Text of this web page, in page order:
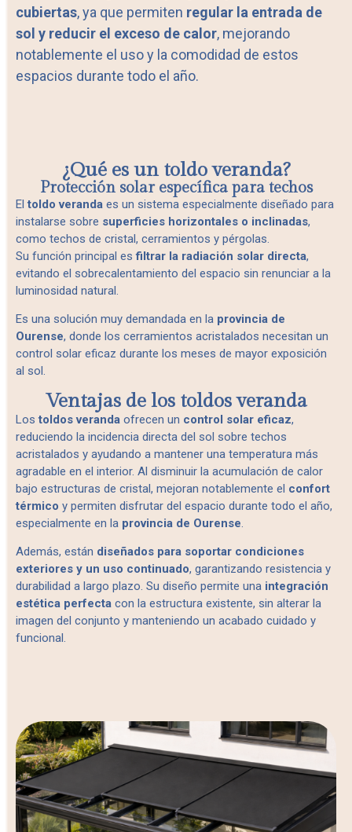
cubiertas, ya que permiten regular la entrada de
sol y reducir el exceso de calor, mejorando
notablemente el uso y la comodidad de estos
espacios durante todo el año.
¿Qué es un toldo veranda?
Protección solar específica para techos
Eltoldo veranda es un sistema especialmente diseñado para
instalarse sobre superficies horizontales o inclinadas,
como techos de cristal, cerramientos y pérgolas.
Su función principal esfiltrar la radiación solar directa,
evitando el sobrecalentamiento del espacio sin renunciar a la
luminosidad natural.
Es una solución muy demandada en la provincia de
Ourense, donde los cerramientos acristalados necesitan un
control solar eficaz durante los meses de mayor exposición
al sol.
Ventajas de los toldos veranda
Lostoldos veranda ofrecen un control solar eficaz,
reduciendo la incidencia directa del sol sobre techos
acristalados y ayudando a mantener una temperatura más
agradable en el interior. Al disminuir la acumulación de calor
bajo estructuras de cristal, mejoran notablemente el confort
térmico y permiten disfrutar del espacio durante todo el año,
especialmente en la provincia de Ourense.
Además, están diseñados para soportar condiciones
exteriores y un uso continuado, garantizando resistencia y
durabilidad a largo plazo. Su diseño permite una integración
estética perfecta con la estructura existente, sin alterar la
imagen del conjunto y manteniendo un acabado cuidado y
funcional.